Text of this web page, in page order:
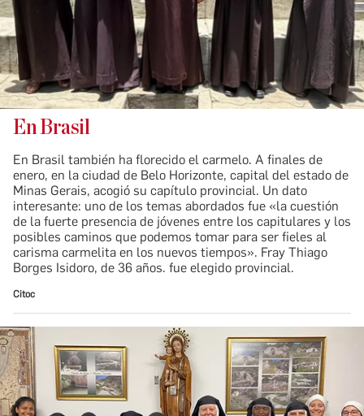
En Brasil
En Brasil también ha florecido el carmelo. A finales de
enero, en la ciudad de Belo Horizonte, capital del estado de
Minas Gerais, acogió su capítulo provincial. Un dato
interesante: uno de los temas abordados fue «la cuestión
de la fuerte presencia de jóvenes entre los capitulares y los
posibles caminos que podemos tomar para ser fieles al
carisma carmelita en los nuevos tiempos». Fray Thiago
Borges Isidoro, de 36 años. fue elegido provincial.
Citoc